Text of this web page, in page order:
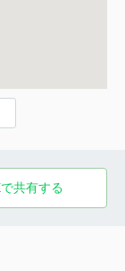
共有する